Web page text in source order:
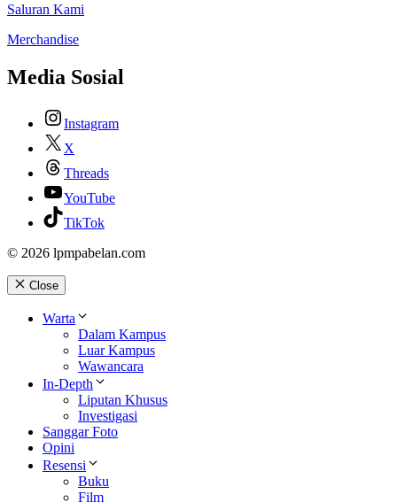
Saluran Kami
Merchandise
Media Sosial
Instagram
X
Threads
YouTube
TikTok
© 2026 lpmpabelan.com
Close
Warta
Dalam Kampus
Luar Kampus
Wawancara
In-Depth
Liputan Khusus
Investigasi
Sanggar Foto
Opini
Resensi
Buku
Film